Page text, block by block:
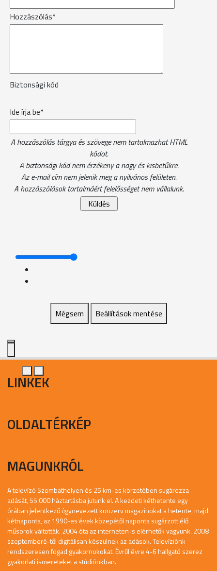
Hozzászólás*
Biztonsági kód
Ide írja be*
A hozzászólás tárgya és szövege nem tartalmazhat HTML
kódot.
A biztonsági kód nem érzékeny a nagy és kisbetűkre.
Az e-mail cím nem jelenik meg a nyilvános felületen.
A hozzászólások tartalmáért felelősséget nem vállalunk.
Mégsem Beállítások mentése
LINKEK
OLDALTÉRKÉP
MAGUNKRÓL
A televízó Szombathelyen és 25 km-es körzetében sugározza
adását, 55.000 háztartásba jutunk el. A kezdeti kéthetente egy
órában jelentkező úgynevezett konzerv magazinokat a hetente, majd
kétnaponta, az 1990-es évek közepétől naponta sugárzott élő
műsorok váltották. 2004 óta az interneten is elérhetők vagyunk. 2008
szeptemberé-től digitálisan készülnek az adások. Televíziónk
rendszeresen fogad gyakornokokat. Évről évre 4-6 hallgató szerez
gyakorlati ismereteket a stúdiónkban.